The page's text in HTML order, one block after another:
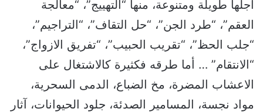
أجلها طويلة ومتنوعة، منها “التهييج”، “معالجة
العقم”، “طرد الجن”، “حل التقاف”، “التراجيم”،
“جلب الحظ”، “تقريب الحبيب”، “تفريق الازواج”،
“الانتقام” … أما طرقه فكثيرة كالاشتغال على
الاعشاب المضرة، مخ الضباع، الدمى السحرية،
مواد نجسة، المسامير الصدئة، جلود الحيوانات، آثار